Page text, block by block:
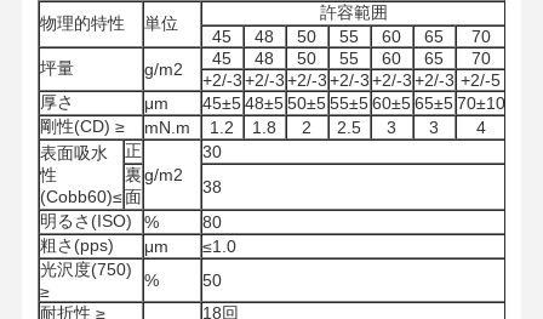
物理的特性 単位
許容範囲
45
48 50 55 60 65
70
坪量
g/m2
45 48 50 55 60 65
70
+2/-3+2/-3+2/-3+2/-3+2/-3+2/-3 +2/-5
厚さ
μm 45±5 48±5 50±5 55±5 60±5 65±570±10
剛性(CD) ≥
mN.m 1.2 1.8 2 2.5 3 3
4
表面吸水
性
(Cobb60)≤
正
g/m2
30
裏
面
38
明るさ(ISO)
%
80
粗さ(pps)
μm
≤1.0
光沢度(750)
≥
%
50
耐折性 ≥
18回